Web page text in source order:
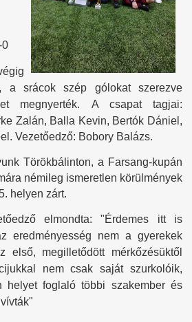
a srácok szép gólokat szerezve
megnyerték. A csapat tagjai:
Zalán, Balla Kevin, Bertók Dániel,
Vezetőedző: Bobory Balázs.
Törökbálinton, a Farsang-kupán
némileg ismeretlen körülmények
helyen zárt.
elmondta: "Érdemes itt is
eredményesség nem a gyerekek
első, megilletődött mérkőzésüktől
nem csak saját szurkolóik,
helyet foglaló többi szakember és